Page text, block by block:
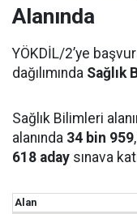
Alanında
YÖKDİL/2’ye
dağılımında Sağlık
Sağlık Bilimleri
alanında 34 bin 959
618 aday sınava
Alan